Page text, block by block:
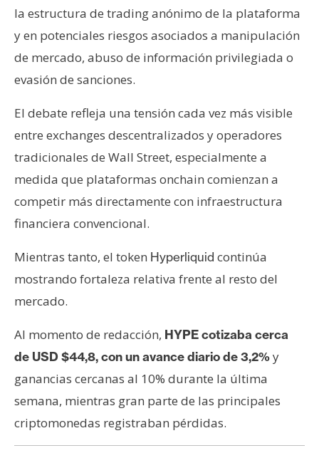
la estructura de trading anónimo de la plataforma
y en potenciales riesgos asociados a manipulación
de mercado, abuso de información privilegiada o
evasión de sanciones.
El debate refleja una tensión cada vez más visible
entre exchanges descentralizados y operadores
tradicionales de Wall Street, especialmente a
medida que plataformas onchain comienzan a
competir más directamente con infraestructura
financiera convencional.
Mientras tanto, el token Hyperliquid continúa
mostrando fortaleza relativa frente al resto del
mercado.
Al momento de redacción, HYPE cotizaba cerca
de USD $44,8, con un avance diario de 3,2%y
ganancias cercanas al 10% durante la última
semana, mientras gran parte de las principales
criptomonedas registraban pérdidas.